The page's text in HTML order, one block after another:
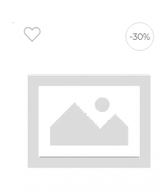
-30%